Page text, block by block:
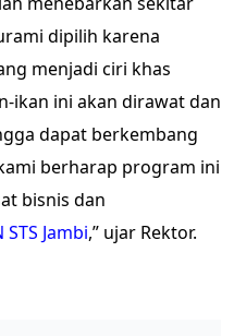
dipilih karena
menjadi ciri khas
ikan ini akan dirawat dan
dapat berkembang
berharap program ini
bisnis dan
STS Jambi,” ujar Rektor.